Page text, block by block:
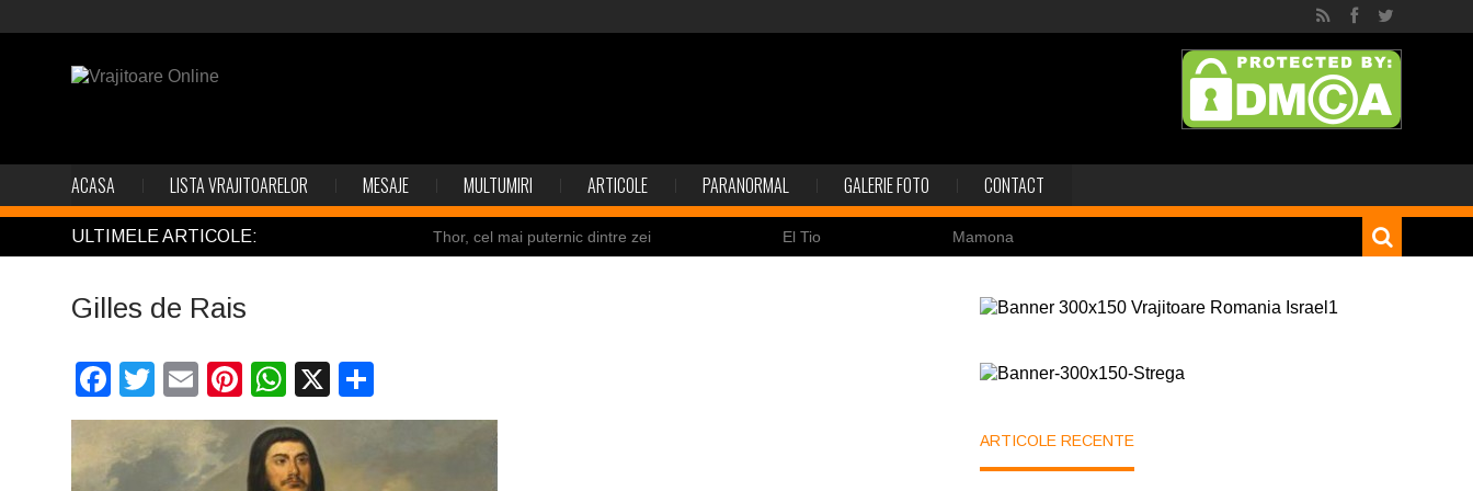
ACASA LISTA VRAJITOARELOR MESAJE MULTUMIRI ARTICOLE PARANORMAL GALERIE FOTO CONTACT
ULTIMELE ARTICOLE: Thor, cel mai puternic dintre zei El Tio Mamona
Timna Park şi Minele regelui Solomon
Gilles de Rais
Facebook
Twitter
EmailPinterest
WhatsApp
X
ARTICOLE RECENTE